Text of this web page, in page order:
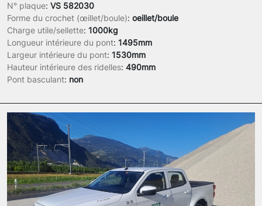
N° plaque: VS 582030
Forme du crochet (œillet/boule): oeillet/boule
Charge utile/sellette: 1000kg
Longueur intérieure du pont: 1495mm
Largeur intérieure du pont: 1530mm
Hauteur intérieure des ridelles: 490mm
Pont basculant: non